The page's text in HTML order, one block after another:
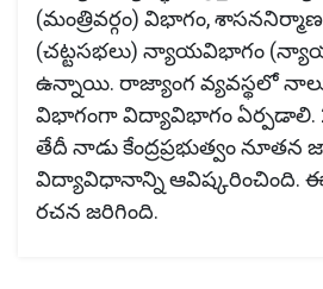
(మంత్రివర్గం) విభాగం,
(చట్టసభలు) న్యాయవిభాగం
ఉన్నాయి. రాజ్యాంగ వ్యవస్థలో
విభాగంగా విద్యావిభాగం ఏర్పడాలి.
తేదీ నాడు కేంద్రప్రభుత్వం
విద్యావిధానాన్ని ఆవిష్కరించింది.
రచన జరిగింది.